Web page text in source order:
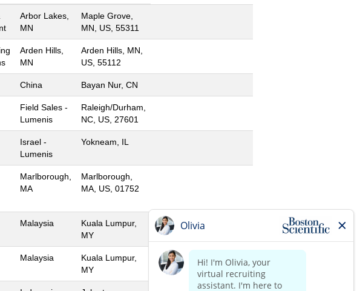
Arbor Lakes,
MN
Maple Grove,
MN, US, 55311
Arden Hills,
MN
Arden Hills, MN,
US, 55112
China Bayan Nur, CN
Field Sales -
Lumenis
Raleigh/Durham,
NC, US, 27601
Israel -
Lumenis
Yokneam, IL
Marlborough,
MA
Marlborough,
MA, US, 01752
Malaysia
Kuala Lumpur,
MY
Malaysia
Kuala Lumpur,
MY